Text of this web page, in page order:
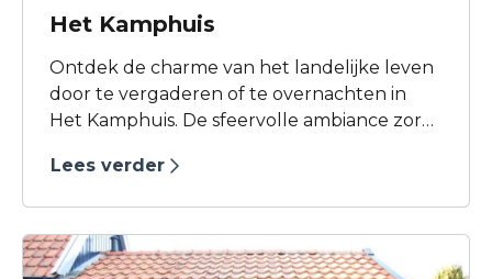
Het Kamphuis
Ontdek de charme van het landelijke leven
door te vergaderen of te overnachten in
Het Kamphuis. De sfeervolle ambiance zorgt
te ontspannen en te genieten van de mooie
Lees verder